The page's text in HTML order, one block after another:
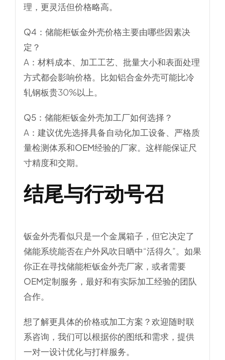
理，更灵活但价格略高。
Q4：储能柜钣金外壳价格主要由哪些因素决
定？
A：材料成本、加工工艺、批量大小和表面处理
方式都会影响价格。比如铝合金外壳可能比冷
轧钢板贵30%以上。
Q5：储能柜钣金外壳加工厂如何选择？
A：建议优先选择具备自动化加工设备、严格质
量检测体系和OEM经验的厂家。这样能保证尺
寸精度和交期。
结尾与行动号召
钣金外壳看似只是一个金属箱子，但它决定了
储能系统能否在户外风吹日晒中“活得久”。如果
你正在寻找储能柜钣金外壳厂家 ，或者需要
OEM定制服务 ，最好和有实际加工经验的团队
合作。
想了解更具体的价格或加工方案？欢迎随时联
系咨询，我们可以根据你的图纸和需求，提供
一对一设计优化与打样服务。